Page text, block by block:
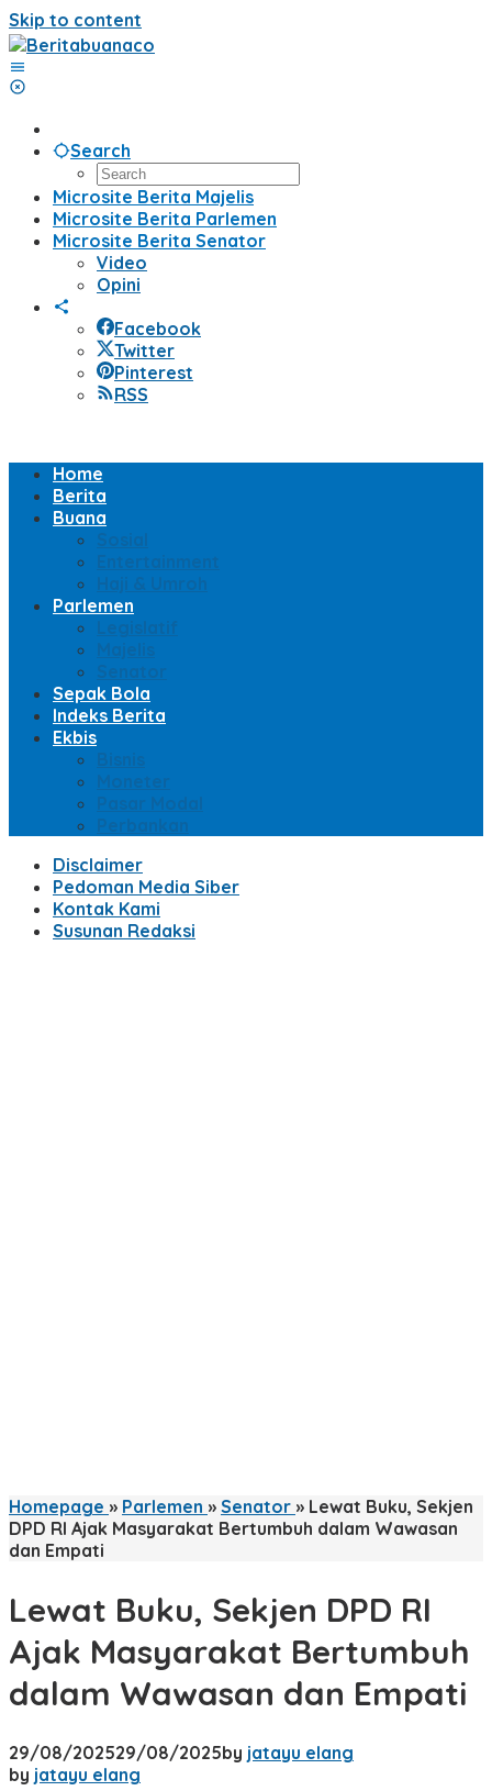
Skip to content
Search
Microsite Berita Majelis
Microsite Berita Parlemen
Microsite Berita Senator
Video
Opini
Facebook
Twitter
Pinterest
RSS
Home
Berita
Buana
Sosial
Entertainment
Haji & Umroh
Parlemen
Legislatif
Majelis
Senator
Sepak Bola
Indeks Berita
Ekbis
Bisnis
Moneter
Pasar Modal
Perbankan
Disclaimer
Pedoman Media Siber
Kontak Kami
Susunan Redaksi
Homepage » Parlemen » Senator » Lewat Buku, Sekjen
DPD RI Ajak Masyarakat Bertumbuh dalam Wawasan
dan Empati
Lewat Buku, Sekjen DPD RI
Ajak Masyarakat Bertumbuh
dalam Wawasan dan Empati
29/08/202529/08/2025by jatayu elang
by jatayu elang